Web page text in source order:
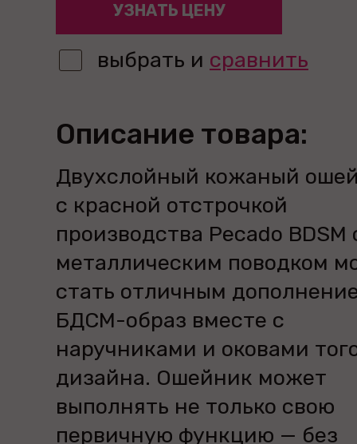
УЗНАТЬ ЦЕНУ
выбрать и сравнить
Описание товара:
Двухслойный кожаный
с красной отстрочкой
производства Pecado BDSM
металлическим поводком
стать отличным
БДСМ-образ вместе с
наручниками и оковами
дизайна. Ошейник может
выполнять не только свою
первичную функцию — без